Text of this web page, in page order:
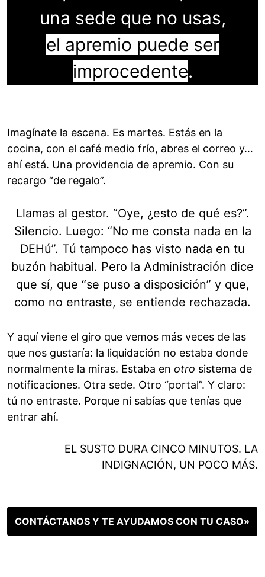
una sede que no usas,
el apremio puede ser
improcedente.
Imagínate la escena. Es martes. Estás en la
cocina, con el café medio frío, abres el correo y…
ahí está. Una providencia de apremio. Con su
recargo “de regalo”.
Llamas al gestor. “Oye, ¿esto de qué es?”.
Silencio. Luego: “No me consta nada en la
DEHú”. Tú tampoco has visto nada en tu
buzón habitual. Pero la Administración dice
que sí, que “se puso a disposición” y que,
como no entraste, se entiende rechazada.
Y aquí viene el giro que vemos más veces de las
que nos gustaría: la liquidación no estaba donde
normalmente la miras. Estaba en otro sistema de
notificaciones. Otra sede. Otro “portal”. Y claro:
tú no entraste. Porque ni sabías que tenías que
entrar ahí.
EL SUSTO DURA CINCO MINUTOS. LA
INDIGNACIÓN, UN POCO MÁS.
CONTÁCTANOS Y TE AYUDAMOS CON TU CASO»